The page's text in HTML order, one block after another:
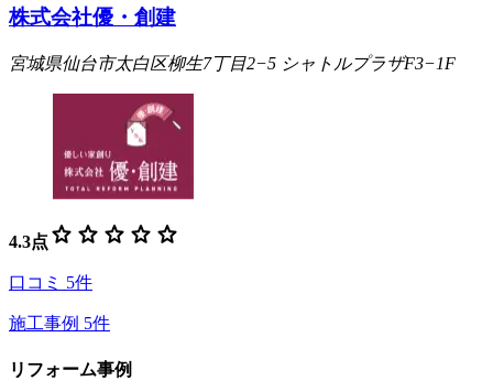
株式会社優・創建
宮城県仙台市太白区柳生7丁目2−5 シャトルプラザF3−1F
4.3点 star star star star star
口コミ 5件
施工事例 5件
リフォーム事例